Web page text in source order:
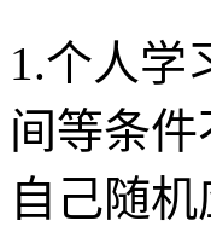
1.个人学
间等条
自己随